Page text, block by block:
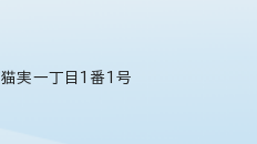
実一丁目1番1号